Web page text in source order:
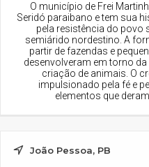
O município de Frei
Seridó paraibano e tem sua
pela resistência do povo
semiárido nordestino. A
partir de fazendas e
desenvolveram em torno
criação de animais. O
impulsionado pela fé e
elementos que
João Pessoa, PB